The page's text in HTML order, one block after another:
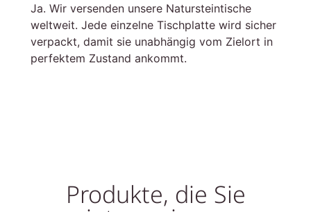
Ja. Wir versenden unsere Natursteintische
weltweit. Jede einzelne Tischplatte wird sicher
verpackt, damit sie unabhängig vom Zielort in
perfektem Zustand ankommt.
Produkte, die Sie